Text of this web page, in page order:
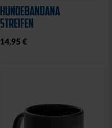
HUNDEBANDANA
STREIFEN
14,95 €